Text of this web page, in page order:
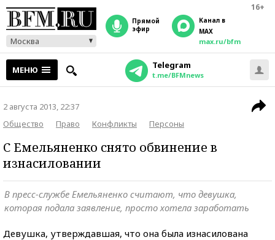
16+
Москва
прямой
эфир
Канал в
MAX
max.ru/bfm
МЕНЮ Telegram
t.me/BFMnews
2 августа 2013, 22:37
Общество
Право Конфликты Персоны
С Емельяненко снято обвинение в
изнасиловании
В пресс-службе Емельяненко считают, что девушка,
которая подала заявление, просто хотела заработать
Девушка, утверждавшая, что она была изнасилована